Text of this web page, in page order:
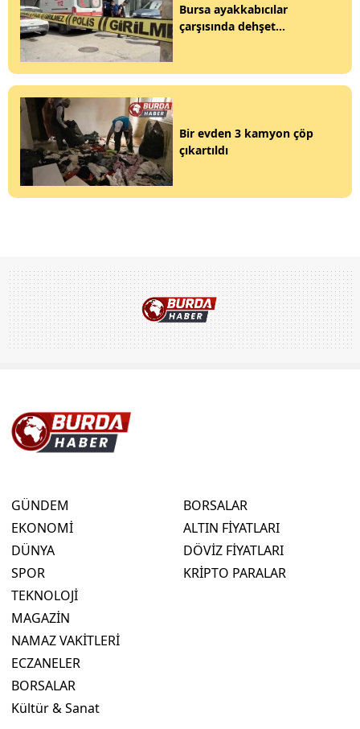
Bursa ayakkabıcılar
çarşısında dehşet...
Bir evden 3 kamyon çöp
çıkartıldı
GÜNDEM
EKONOMİ
DÜNYA
SPOR
TEKNOLOJİ
MAGAZİN
NAMAZ VAKİTLERİ
ECZANELER
BORSALAR
Kültür & Sanat
BORSALAR
ALTIN FİYATLARI
DÖVİZ FİYATLARI
KRİPTO PARALAR